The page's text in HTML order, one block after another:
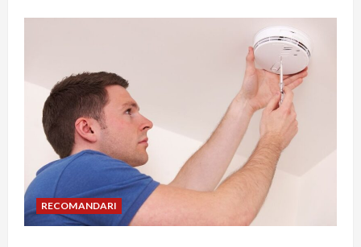
RECOMANDARI